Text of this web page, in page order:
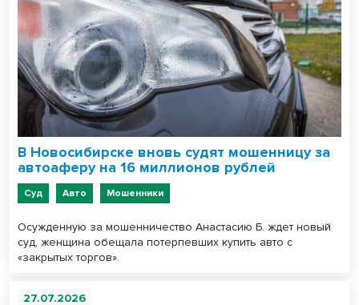
В Новосибирске вновь судят мошенницу за
автоаферу на 16 миллионов рублей
Суд Авто Мошенники
Осужденную за мошенничество Анастасию Б. ждет новый
суд, женщина обещала потерпевших купить авто с
«закрытых торгов».
27.07.2026